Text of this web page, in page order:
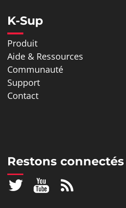
K-Sup
Produit
Aide & Ressources
Communauté
Support
Contact
Restons connectés